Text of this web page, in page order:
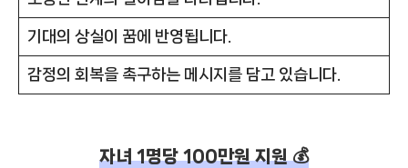
기대의 상실이 꿈에 반영됩니다.
감정의 회복을 촉구하는 메시지를 담고 있습니다.
자녀 1명당 100만원 지원 💰